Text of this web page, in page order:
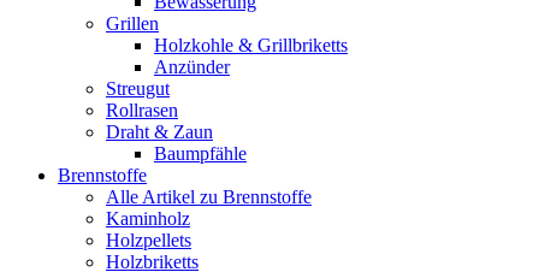
Grillen
Holzkohle & Grillbriketts
Anzünder
Streugut
Rollrasen
Draht & Zaun
Baumpfähle
Brennstoffe
Alle Artikel zu Brennstoffe
Kaminholz
Holzpellets
Holzbriketts